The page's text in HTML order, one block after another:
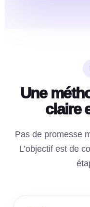
Une
claire
Pas de promesse
L’objectif est de